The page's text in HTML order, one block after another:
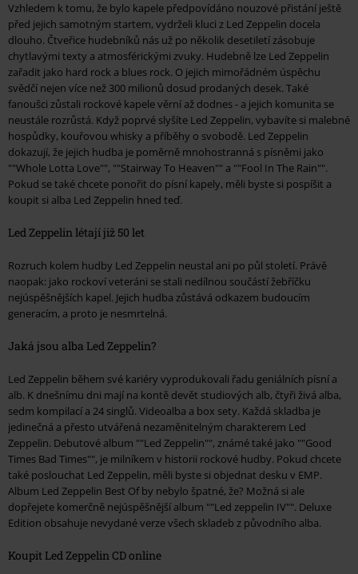
Vzhledem k tomu, že bylo kapele předpovídáno nouzové přistání ještě
před jejich samotným startem, vydrželi kluci z Led Zeppelin docela
dlouho. Čtveřice hudebníků nás už po několik desetiletí zásobuje
chytlavými texty a atmosférickými zvuky. Hudebně lze Led Zeppelin
zařadit jako hard rock a blues rock. O jejich mimořádném úspěchu
svědčí nejen více než 300 milionů dosud prodaných desek. Také
fanoušci zůstali rockové kapele věrní až dodnes - a jejich komunita se
neustále rozrůstá. Když poprvé slyšíte Led Zeppelin, vybavíte si malebné
hospůdky, kouřovou whisky a příběhy o svobodě. Led Zeppelin
dokazují, že jejich hudba je poměrně mnohostranná s písněmi jako
""Whole Lotta Love"", ""Stairway To Heaven"" a ""Fool In The Rain"".
Pokud se také chcete ponořit do písní kapely, měli byste si pospíšit a
koupit si alba Led Zeppelin hned teď.
Led Zeppelin létají již 50 let
Rozruch kolem hudby Led Zeppelin neustal ani po půl století. Právě
naopak: jako rockoví veteráni se stali nedílnou součástí žebříčku
nejúspěšnějších kapel. Jejich hudba zůstává odkazem budoucím
generacím, a proto je nesmrtelná.
Jaká jsou alba Led Zeppelin?
Led Zeppelin během své kariéry vyprodukovali řadu geniálních písní a
alb. K dnešnímu dni mají na kontě devět studiových alb, čtyři živá alba,
sedm kompilací a 24 singlů. Videoalba a box sety. Každá skladba je
jedinečná a přesto utvářená nezaměnitelným charakterem Led
Zeppelin. Debutové album ""Led Zeppelin"", známé také jako ""Good
Times Bad Times"", je milníkem v historii rockové hudby. Pokud chcete
také poslouchat Led Zeppelin, měli byste si objednat desku v EMP.
Album Led Zeppelin Best Of by nebylo špatné, že? Možná si ale
dopřejete komerčně nejúspěšnější album ""Led zeppelin IV"". Deluxe
Edition obsahuje nevydané verze všech skladeb z původního alba.
Koupit Led Zeppelin CD online